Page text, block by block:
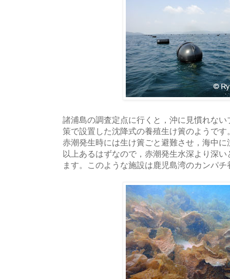
諸浦島の調査定点に行くと，沖に見慣れな
策で設置した沈降式の養殖生け簀のようです
赤潮発生時には生け簀ごと避難させ，海中
以上あるはずなので，赤潮発生水深より深
ます。このような施設は鹿児島湾のカンパ